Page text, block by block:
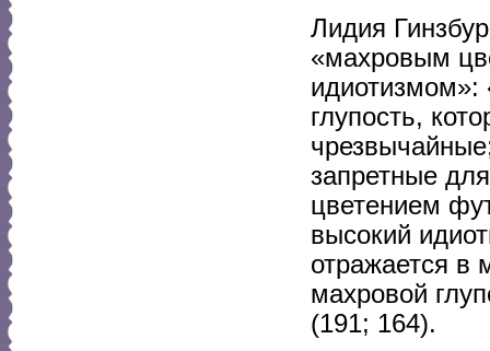
Лидия
«махровым
идиотизмом»:
глупость,
запретные
цветением
высокий
отражается в
махровой
(191; 164).